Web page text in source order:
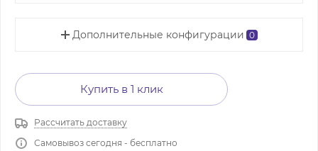
Дополнительные конфигурации 0
Купить в 1 клик
Рассчитать доставку
Самовывоз сегодня - бесплатно